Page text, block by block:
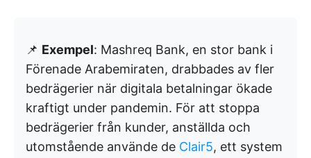
📌 Exempel: Mashreq Bank, en stor bank i
Förenade Arabemiraten, drabbades av fler
bedrägerier när digitala betalningar ökade
kraftigt under pandemin. För att stoppa
bedrägerier från kunder, anställda och
utomstående använde de Clair5, ett system